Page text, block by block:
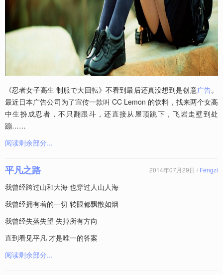
《忍者女子高生 制服で大回転》不看到最后还真没想到是创意广告。
最近日本广告公司为了宣传一款叫 CC Lemon 的饮料，找来两个女高
中生扮成忍者，不只翻跟斗，还直接从屋顶跳下，飞岩走壁到处
蹦……
阅读剩余部分...
平凡之路 2014年07月29日 / Fengzi
我曾经跨过山和大海 也穿过人山人海
我曾经拥有着的一切 转眼都飘散如烟
我曾经失落失望 失掉所有方向
直到看见平凡 才是唯一的答案
阅读剩余部分...